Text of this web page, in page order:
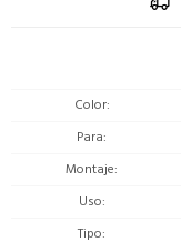
Color
Para
Montaje
Uso
Tipo